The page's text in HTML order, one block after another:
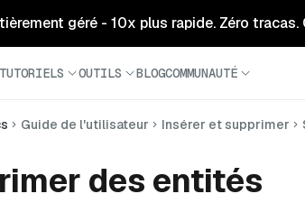
géré - 10x plus rapide. Zéro tracas.
TUTORIELS OUTILS BLOGCOMMUNAUTÉ
Guide de l'utilisateur Insérer et supprimer
des entités